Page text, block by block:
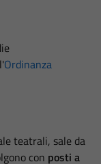
Ordinanza
teatrali, sale da
con posti a